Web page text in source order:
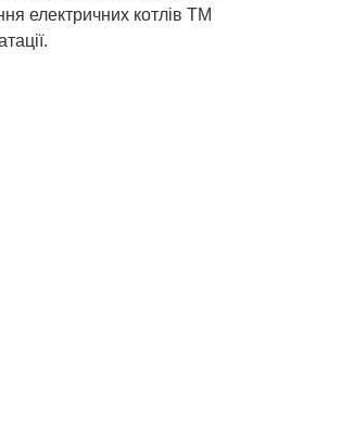
електричних котлів ТМ